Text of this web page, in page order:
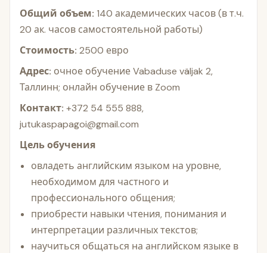
Общий объем: 140 академических часов (в т.ч.
20 ак. часов самостоятельной работы)
Стоимость: 2500 евро
Адрес: очное обучение Vabaduse väljak 2,
Таллинн; онлайн обучение в Zoom
Контакт: +372 54 555 888,
jutukaspapagoi@gmail.com
Цель обучения
овладеть английским языком на уровне,
необходимом для частного и
профессионального общения;
приобрести навыки чтения, понимания и
интерпретации различных текстов;
научиться общаться на английском языке в